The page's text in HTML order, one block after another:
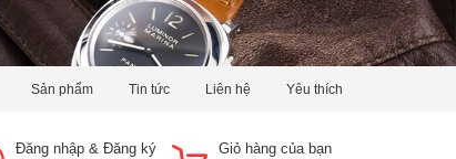
Sản phẩm Tin tức Liên hệ Yêu thích
Giỏ hàng của bạn
Đăng nhập & Đăng ký